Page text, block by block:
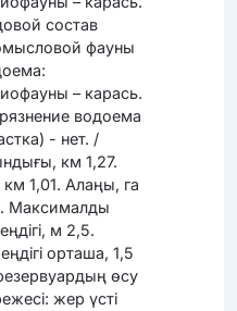
состав
фауны
– карась.
водоема
- нет. /
км 1,27.
км 1,01. Алаңы, га
Максималды
м 2,5.
орташа, 1,5
өсу
жер үсті